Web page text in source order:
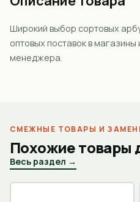
Широкий выбор сортовых
оптовых поставок в
менеджера.
СМЕЖНЫЕ ТОВАРЫ И
Похожие товары
Весь раздел →